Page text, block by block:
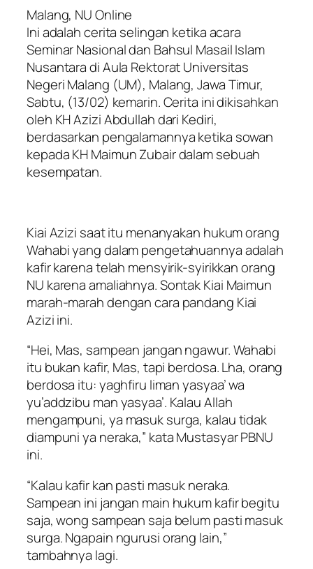
Malang, NU Online
Ini adalah cerita selingan ketika acara
Seminar Nasional dan Bahsul Masail Islam
Nusantara di Aula Rektorat Universitas
Negeri Malang (UM), Malang, Jawa Timur,
Sabtu, (13/02) kemarin. Cerita ini dikisahkan
oleh KH Azizi Abdullah dari Kediri,
berdasarkan pengalamannya ketika sowan
kepada KH Maimun Zubair dalam sebuah
kesempatan.
Kiai Azizi saat itu menanyakan hukum orang
Wahabi yang dalam pengetahuannya adalah
kafir karena telah mensyirik-syirikkan orang
NU karena amaliahnya. Sontak Kiai Maimun
marah-marah dengan cara pandang Kiai
Azizi ini.
“Hei, Mas, sampean jangan ngawur. Wahabi
itu bukan kafir, Mas, tapi berdosa. Lha, orang
berdosa itu: yaghfiru liman yasyaa’ wa
yu’addzibu man yasyaa’. Kalau Allah
mengampuni, ya masuk surga, kalau tidak
diampuni ya neraka,” kata Mustasyar PBNU
ini.
“Kalau kafir kan pasti masuk neraka.
Sampean ini jangan main hukum kafir begitu
saja, wong sampean saja belum pasti masuk
surga. Ngapain ngurusi orang lain,”
tambahnya lagi.